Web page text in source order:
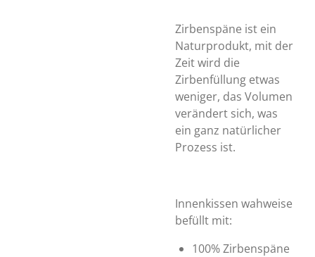
Zirbenspäne ist ein
Naturprodukt, mit der
Zeit wird die
Zirbenfüllung etwas
weniger, das Volumen
verändert sich, was
ein ganz natürlicher
Prozess ist.
Innenkissen wahweise
befüllt mit:
100% Zirbenspäne